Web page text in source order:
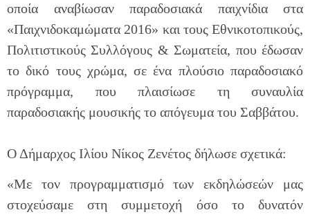
οποία αναβίωσαν παραδοσιακά παιχνίδια στα
«Παιχνιδοκαμώματα 2016» και τους Εθνικοτοπικούς,
Πολιτιστικούς Συλλόγους & Σωματεία, που έδωσαν
το δικό τους χρώμα, σε ένα πλούσιο παραδοσιακό
πρόγραμμα, που πλαισίωσε τη συναυλία
παραδοσιακής μουσικής το απόγευμα του Σαββάτου.
Ο Δήμαρχος Ιλίου Νίκος Ζενέτος δήλωσε σχετικά:
«Με τον προγραμματισμό των εκδηλώσεών μας
στοχεύσαμε στη συμμετοχή όσο το δυνατόν